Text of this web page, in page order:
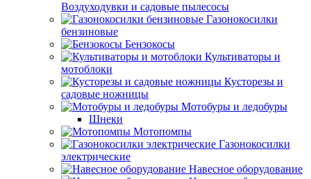
Воздуходувки и садовые пылесосы
Газонокосилки
бензиновые
Бензокосы
Культиваторы и
мотоблоки
Кусторезы и
садовые ножницы
Мотобуры и ледобуры
Шнеки
Мотопомпы
Газонокосилки
электрические
Навесное оборудование